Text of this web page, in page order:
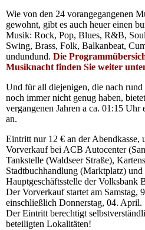
Wie von den 24 vorangegangenen
gewohnt, gibt es auch heuer einen
Musik: Rock, Pop, Blues, R&B,
Swing, Brass, Folk, Balkanbeat,
undundund. Die
Musiknacht finden Sie weiter
Und für all diejenigen, die nach
noch immer nicht genug haben,
vergangenen Jahren a ca. 01:15
an.
Eintritt nur 12 € an der Abendkasse,
Vorverkauf bei ACB Autocenter
Tankstelle (Waldseer Straße),
Stadtbuchhandlung (Marktplatz) und
Hauptgeschäftsstelle der Volksbank
Der Vorverkauf startet am Samstag,
einschließlich Donnerstag, 04. April.
Der Eintritt berechtigt
beteiligten Lokalitäten!